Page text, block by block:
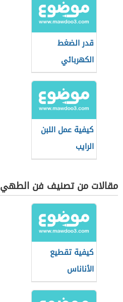
قدر الضغط
الكهربائي
كيفية عمل اللبن
الرايب
مقالات من تصنيف فن الطهي
كيفية تقطيع
الأناناس